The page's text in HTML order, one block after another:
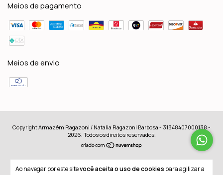
Ao navegar por este sitevocê aceita o uso de cookies para agilizar a
Meios de pagamento
Meios de envio
Copyright Armazém Ragazoni / Natalia Ragazoni Barbosa - 31348407000138 -
2026. Todos os direitos reservados.